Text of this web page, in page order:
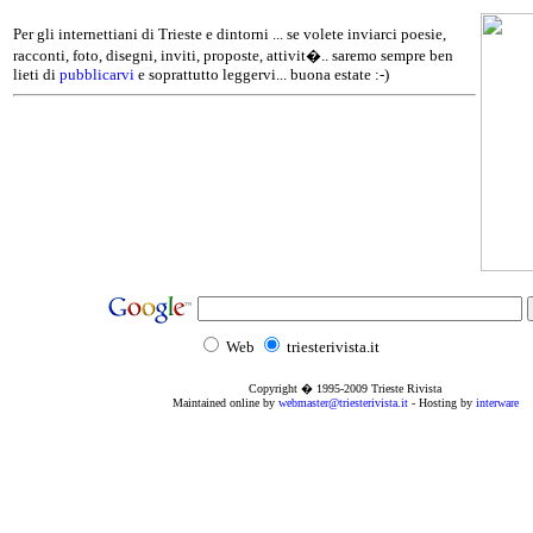
Per gli internettiani di Trieste e dintorni ... se volete inviarci poesie,
racconti, foto, disegni, inviti, proposte, attivit�.. saremo sempre ben
lieti di pubblicarvi e soprattutto leggervi... buona estate :-)
Web triesterivista.it
Copyright � 1995-2009 Trieste Rivista
Maintained online by webmaster@triesterivista.it- Hosting by interware